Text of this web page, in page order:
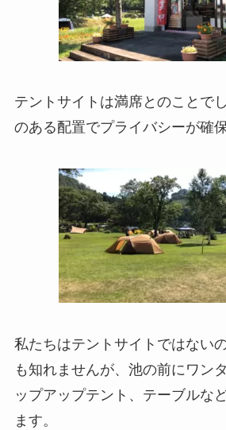
テントサイトは満席とのことで
のある配置でプライバシーが確
私たちはテントサイトではない
も知れませんが、池の前にワン
ップアップテント、テーブルな
ます。